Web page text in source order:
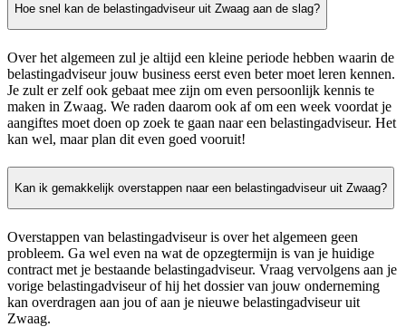
Hoe snel kan de belastingadviseur uit Zwaag aan de slag?
Over het algemeen zul je altijd een kleine periode hebben waarin de
belastingadviseur jouw business eerst even beter moet leren kennen.
Je zult er zelf ook gebaat mee zijn om even persoonlijk kennis te
maken in Zwaag. We raden daarom ook af om een week voordat je
aangiftes moet doen op zoek te gaan naar een belastingadviseur. Het
kan wel, maar plan dit even goed vooruit!
Kan ik gemakkelijk overstappen naar een belastingadviseur uit Zwaag?
Overstappen van belastingadviseur is over het algemeen geen
probleem. Ga wel even na wat de opzegtermijn is van je huidige
contract met je bestaande belastingadviseur. Vraag vervolgens aan je
vorige belastingadviseur of hij het dossier van jouw onderneming
kan overdragen aan jou of aan je nieuwe belastingadviseur uit
Zwaag.